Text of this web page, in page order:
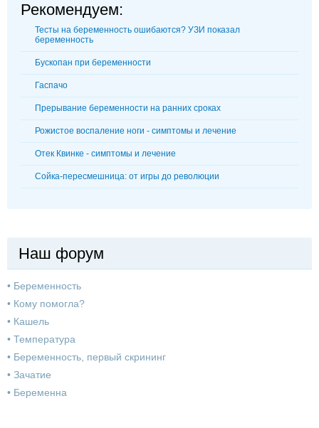
Рекомендуем:
Тесты на беременность ошибаются? УЗИ показал
беременность
Бускопан при беременности
Гаспачо
Прерывание беременности на ранних сроках
Рожистое воспаление ноги - симптомы и лечение
Отек Квинке - симптомы и лечение
Сойка-пересмешница: от игры до революции
Наш форум
• Беременность
• Кому помогла?
• Кашель
• Температура
• Беременность, первый скрининг
• Зачатие
• Беременна